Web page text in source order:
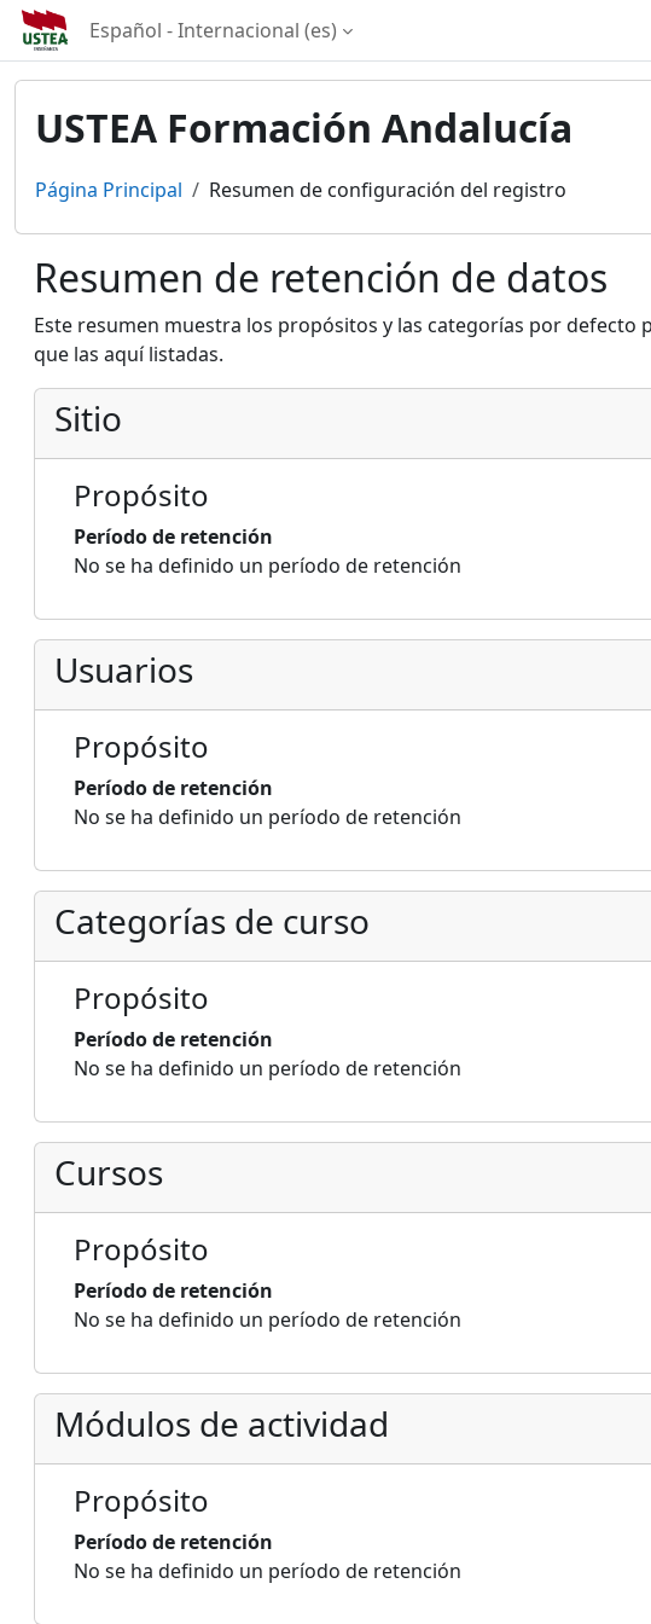
Salta al contenido principal
Español - Internacional ‎(es)‎
USTEA Formación Andalucía
Página Principal Resumen de configuración del registro
Resumen de retención de datos
Este resumen muestra los propósitos y las categorías por
que las aquí listadas.
Sitio
Propósito
Período de retención
No se ha definido un período de retención
Usuarios
Propósito
Período de retención
No se ha definido un período de retención
Categorías de curso
Propósito
Período de retención
No se ha definido un período de retención
Cursos
Propósito
Período de retención
No se ha definido un período de retención
Módulos de actividad
Propósito
Período de retención
No se ha definido un período de retención